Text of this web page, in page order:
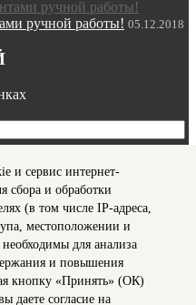
ручной работы! 05.12.2018
моихперсональных данных
вПолитикев отношении
и сервис интернет-
сбора и обработки
(в том числе IP-адреса,
местоположении и
для анализа
и повышения
кнопку «Принять» (ОК)
даете согласие на